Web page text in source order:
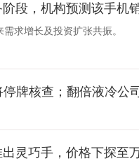
段，机构预测该手
求增长及投资扩张共振。
牌核查；翻倍液冷公
灵巧手，价格下探至